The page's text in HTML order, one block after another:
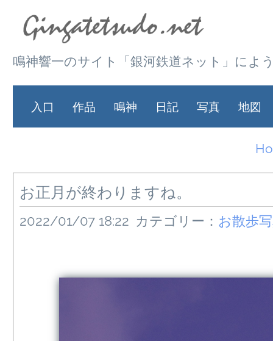
鳴神響一のサイト「銀河鉄道ネット」によ
入口 作品 鳴神 日記 写真 地図
お正月が終わりますね。
2022/01/07 18:22 カテゴリー： お散歩